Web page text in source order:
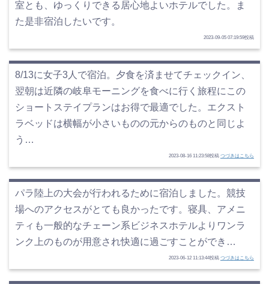
室とも、ゆっくりできる居心地よいホテルでした。ま
た是非宿泊したいです。
2023-09-05 07:19:59投稿
8/13に女子3人で宿泊。夕食を済ませてチェックイン、
翌朝は近隣の岐阜モーニングを食べに行く旅程にこの
ショートステイプランはお得で最適でした。エクスト
ラベッドは横幅が小さいものの元からのものと同じよ
う…
2023-08-16 11:23:58投稿 つづきはこちら
パラ陸上の大会が行われるために宿泊しました。競技
場へのアクセスがとても良かったです。寝具、アメニ
ティも一般的なチェーン系ビジネスホテルよりワンラ
ンク上のものが用意され快適に過ごすことができ…
2023-06-12 11:13:44投稿 つづきはこちら